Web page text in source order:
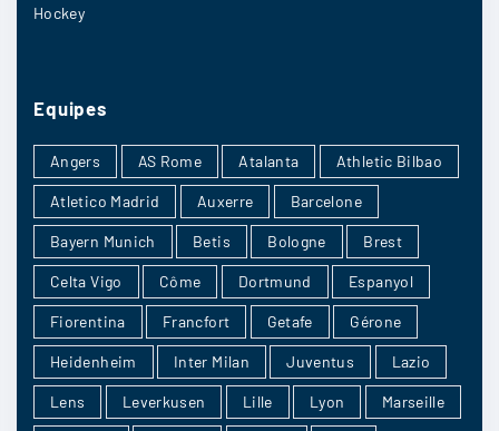
Hockey
Equipes
Angers AS Rome Atalanta Athletic Bilbao
Atletico Madrid Auxerre Barcelone
Bayern Munich Betis Bologne Brest
Celta Vigo Côme Dortmund Espanyol
Fiorentina Francfort Getafe Gérone
Heidenheim Inter Milan Juventus Lazio
Lens Leverkusen Lille Lyon Marseille